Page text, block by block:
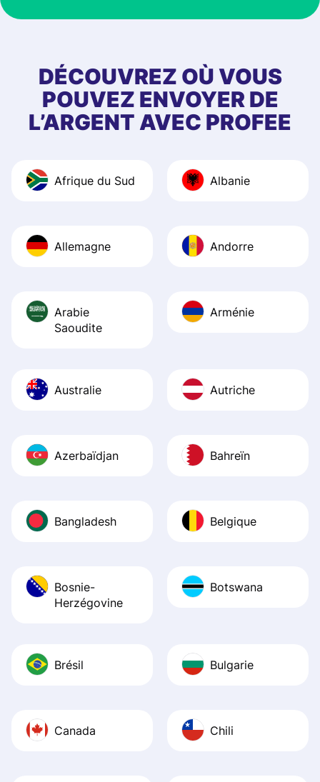
at Profee is very
first started
app, and they
quick to provide
and helpful
Recommend it!
DÉCOUVREZ OÙ VOUS
POUVEZ ENVOYER DE
L’ARGENT AVEC PROFEE
Afrique du Sud Albanie
Allemagne Andorre
Arabie
Saoudite
Arménie
Australie Autriche
Azerbaïdjan Bahreïn
Bangladesh Belgique
Bosnie-
Herzégovine
Botswana
Brésil Bulgarie
Canada Chili